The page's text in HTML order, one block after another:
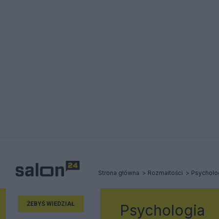
Strona główna Rozmaitości
ŻEBYŚ WIEDZIAŁ Psychologia